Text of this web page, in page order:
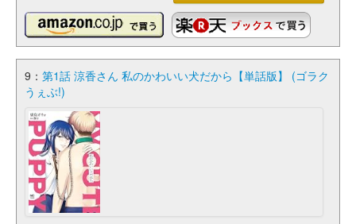
9： 第1話 涼香さん 私のかわいい犬だから【単話版】 (ゴラク
うぇぶ!)